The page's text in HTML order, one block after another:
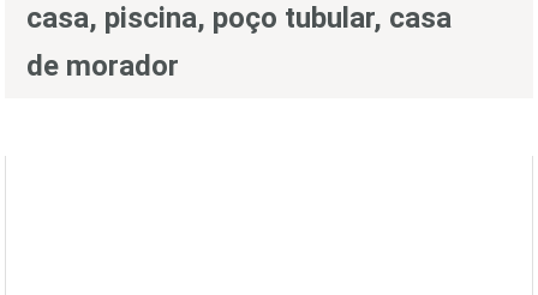
casa, piscina, poço tubular, casa
de morador